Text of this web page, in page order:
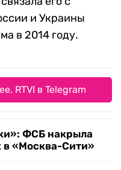
и Украины
в 2014 году.
RTVI в Telegram
ФСБ накрыла
в «Москва-Сити»